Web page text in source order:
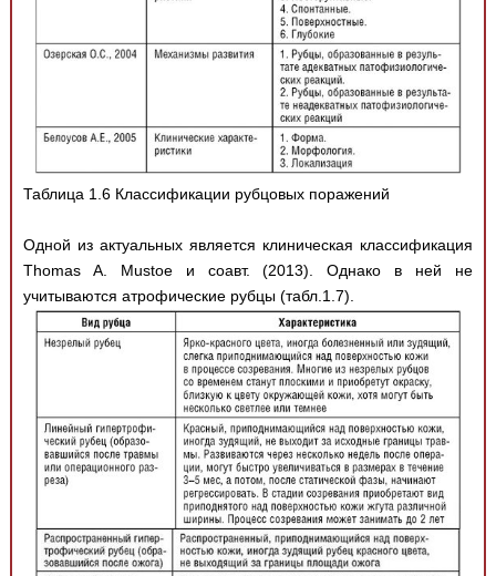
Таблица 1.6 Классификации рубцовых поражений
Одной из актуальных является клиническая классификация
Thomas A. Mustoe и соавт. (2013). Однако в ней не
учитываются атрофические рубцы (табл.1.7).